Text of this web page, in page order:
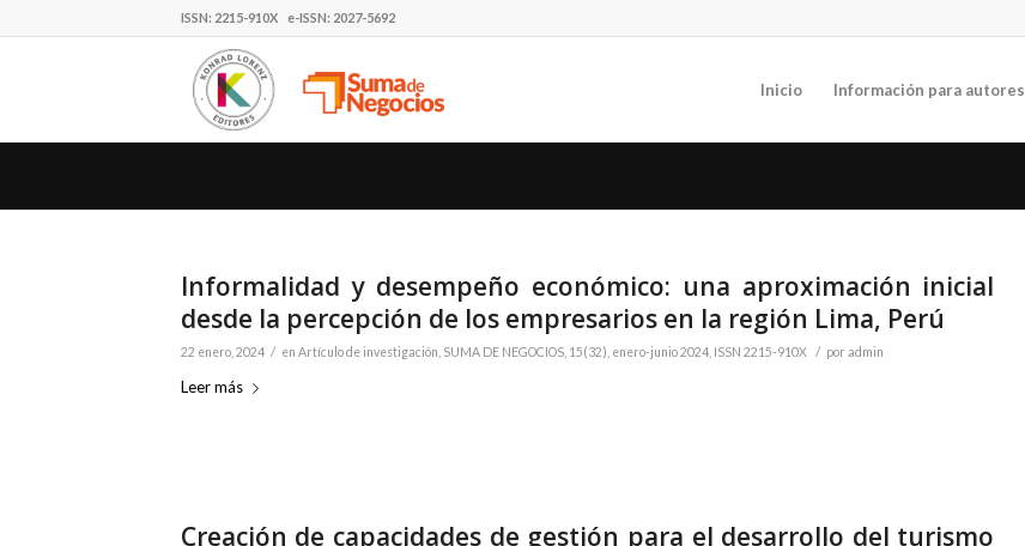
ISSN: 2215-910X e-ISSN: 2027-5692
Inicio Información para autores
Informalidad y desempeño económico: una aproximación inicial
desde la percepción de los empresarios en la región Lima, Perú
22 enero, 2024 / en Artículo de investigación SUMA DE NEGOCIOS, 15(32), enero-junio 2024, ISSN 2215-910X / por admin
Leer más
Creación de capacidades de gestión para el desarrollo del turismo